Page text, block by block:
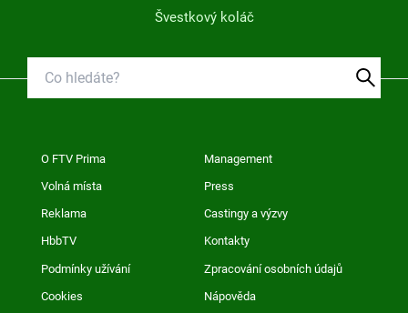
Švestkový koláč
O FTV Prima Management
Volná místa Press
Reklama Castingy a výzvy
HbbTV Kontakty
Podmínky užívání Zpracování osobních údajů
Cookies Nápověda